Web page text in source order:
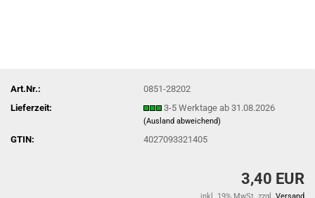
Art.Nr.:
0851-28202
Lieferzeit:
3-5 Werktage ab 31.08.2026
(Ausland abweichend)
GTIN: 4027093321405
3,40 EUR